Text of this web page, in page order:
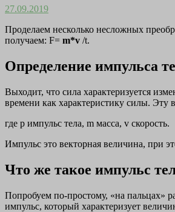
27.09.2019
Проделаем несколько несложных
получаем: F= m*v /t.
Определение импульса
Выходит, что сила характеризуется
времени как характеристику силы. Эту
где p импульс тела, m масса, v скорость.
Импульс это векторная величина, при
Что же такое импульс
Попробуем по-простому, «на пальцах»
импульс, который характеризует